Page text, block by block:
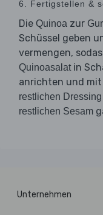
6. Fertigstellen &
Die Quinoa zur
Schüssel geben
vermengen,
Quinoasalatin
anrichten und mit
restlichen Dressing
restlichen Sesam
Unternehmen